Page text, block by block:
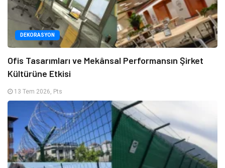
DEKORASYON
Ofis Tasarımları ve Mekânsal Performansın Şirket
Kültürüne Etkisi
13 Tem 2026, Pts